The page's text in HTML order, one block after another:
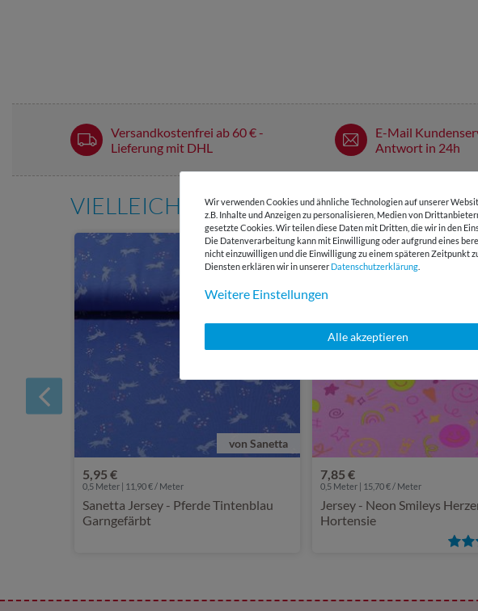
Versandkostenfrei ab 60 € -
Lieferung mit DHL
E-Mail
Antwort in 24h
VIELLEICHT AUCH INTERESSANT
von Sanetta
5,95 €
0,5 Meter | 11,90 € / Meter
Sanetta Jersey - Pferde Tintenblau
Garngefärbt
7,85 €
0,5 Meter | 15,70 € / Meter
Jersey - Neon Smileys
Hortensie
Wir verwenden Cookies und ähnliche Technologien auf unserer
z.B. Inhalte und Anzeigen zu personalisieren, Medien von
gesetzte Cookies. Wir teilen diese Daten mit Dritten, die wir in den
Die Datenverarbeitung kann mit Einwilligung oder aufgrund eines
nicht einzuwilligen und die Einwilligung zu einem späteren Zeitpunkt
Diensten erklären wir in unserer Daten­schutz­erklärung
Weitere Einstellungen
Alle akzeptieren